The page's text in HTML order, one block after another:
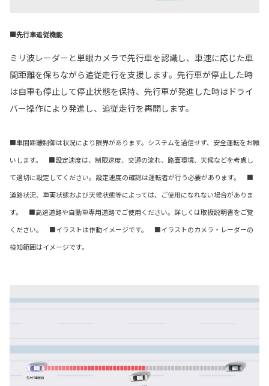
■先行車追従機能
ミリ波レーダーと単眼カメラで先行車を認識し、車速に応じた車
間距離を保ちながら追従走行を支援します。先行車が停止した時
は自車も停止して停止状態を保持、先行車が発進した時はドライ
バー操作により発進し、追従走行を再開します。
■車間距離制御は状況により限界があります。システムを過信せず、安全運転をお願
いします。 ■設定速度は、制限速度、交通の流れ、路面環境、天候などを考慮し
て適切に設定してください。設定速度の確認は運転者が行う必要があります。 ■
道路状況、車両状態および天候状態等によっては、ご使用になれない場合がありま
す。 ■高速道路や自動車専用道路でご使用ください。詳しくは取扱説明書をご覧
ください。 ■イラストは作動イメージです。 ■イラストのカメラ・レーダーの
検知範囲はイメージです。